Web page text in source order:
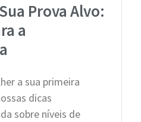
Prova Alvo:
a
a sua primeira
dicas
sobre níveis de